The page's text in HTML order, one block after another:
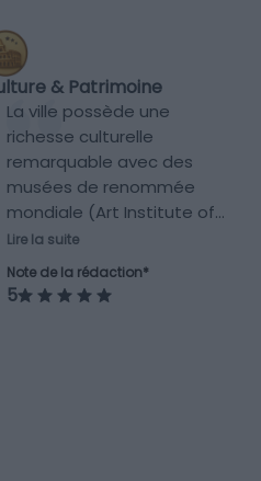
& Patrimoine
La ville possède une
richesse culturelle
remarquable avec des
musées de renommée
mondiale (Art Institute of
Chicago, Museum of
Science and Industry), une
architecture iconique
Lire la suite
Note de la rédaction*
5